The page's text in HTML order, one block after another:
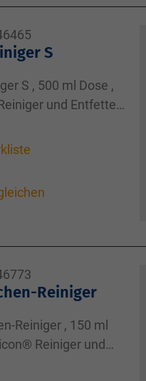
S
S , 500 ml Dose ,
und Entfetter ,
Reiniger
Reiniger , 150 ml
Reiniger und